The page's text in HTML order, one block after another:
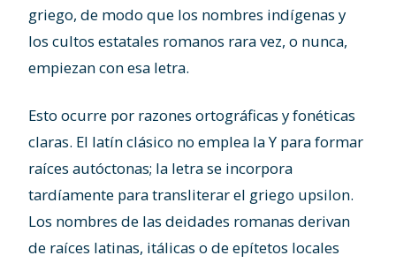
griego, de modo que los nombres indígenas y
los cultos estatales romanos rara vez, o nunca,
empiezan con esa letra.
Esto ocurre por razones ortográficas y fonéticas
claras. El latín clásico no emplea la Y para formar
raíces autóctonas; la letra se incorpora
tardíamente para transliterar el griego upsilon.
Los nombres de las deidades romanas derivan
de raíces latinas, itálicas o de epítetos locales